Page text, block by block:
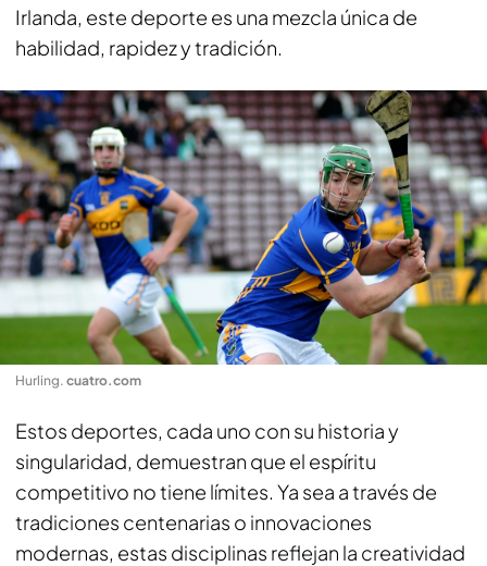
Irlanda, este deporte es una mezcla única de
habilidad, rapidez y tradición.
Hurling. cuatro.com
Estos deportes, cada uno con su historia y
singularidad, demuestran que el espíritu
competitivo no tiene límites. Ya sea a través de
tradiciones centenarias o innovaciones
modernas, estas disciplinas reflejan la creatividad